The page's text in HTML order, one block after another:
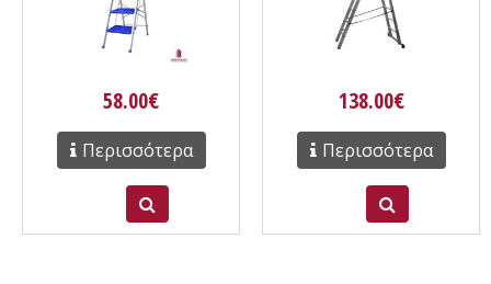
58.00€
Περισσότερα
138.00€
Περισσότερα